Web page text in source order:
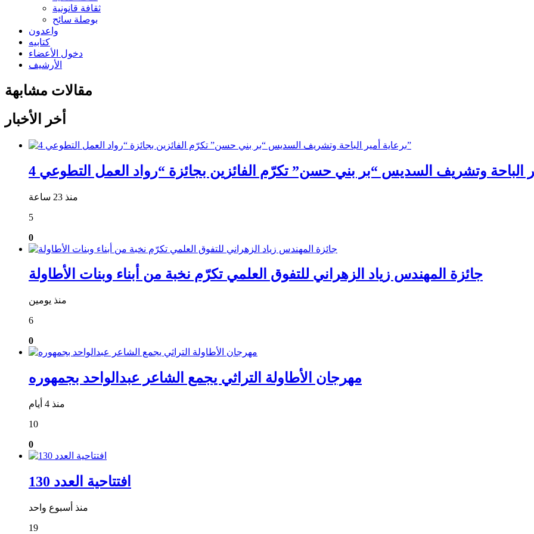
ثقافة قانونية
بوصلة سائح
واعدون
كتابيه
دخول الأعضاء
الأرشيف
مقالات مشابهة
أخر الأخبار
منذ 23 ساعة
5
0
جائزة المهندس زياد الزهراني للتفوق العلمي تكرّم نخبة من أبناء وبنات الأطاولة
منذ يومين
6
0
مهرجان الأطاولة التراثي يجمع الشاعر عبدالواحد بجمهوره
منذ 4 أيام
10
0
افتتاحية العدد 130
منذ أسبوع واحد
19